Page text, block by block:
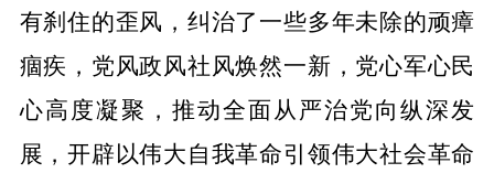
有刹住的歪风，纠治了一些多年未除的顽瘴
痼疾，党风政风社风焕然一新，党心军心民
心高度凝聚，推动全面从严治党向纵深发
展，开辟以伟大自我革命引领伟大社会革命